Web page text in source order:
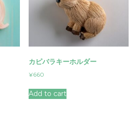
カピバラキーホルダー
¥660
Add to cart